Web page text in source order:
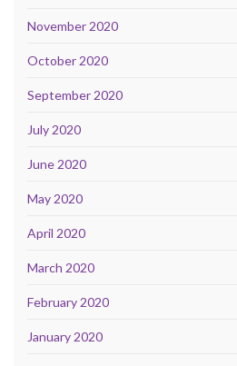
November 2020
October 2020
September 2020
July 2020
June 2020
May 2020
April 2020
March 2020
February 2020
January 2020